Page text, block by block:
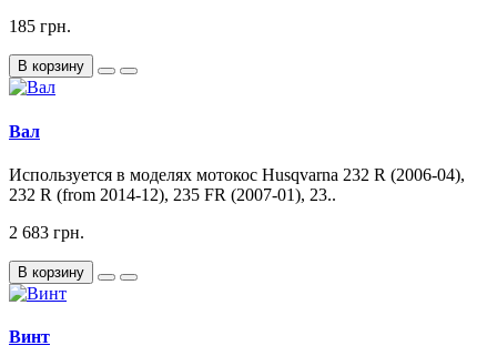
185 грн.
В корзину
Вал
Используется в моделях мотокос Husqvarna 232 R (2006-04),
232 R (from 2014-12), 235 FR (2007-01), 23..
2 683 грн.
В корзину
Винт